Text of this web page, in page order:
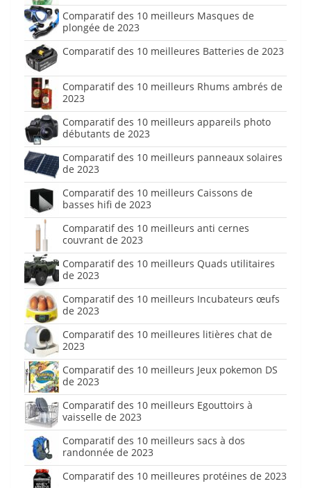
Comparatif des 10 meilleurs Masques de
plongée de 2023
Comparatif des 10 meilleures Batteries de 2023
Comparatif des 10 meilleurs Rhums ambrés de
2023
Comparatif des 10 meilleurs appareils photo
débutants de 2023
Comparatif des 10 meilleurs panneaux solaires
de 2023
Comparatif des 10 meilleurs Caissons de
basses hifi de 2023
Comparatif des 10 meilleurs anti cernes
couvrant de 2023
Comparatif des 10 meilleurs Quads utilitaires
de 2023
Comparatif des 10 meilleurs Incubateurs œufs
de 2023
Comparatif des 10 meilleures litières chat de
2023
Comparatif des 10 meilleurs Jeux pokemon DS
de 2023
Comparatif des 10 meilleurs Egouttoirs à
vaisselle de 2023
Comparatif des 10 meilleurs sacs à dos
randonnée de 2023
Comparatif des 10 meilleures protéines de 2023